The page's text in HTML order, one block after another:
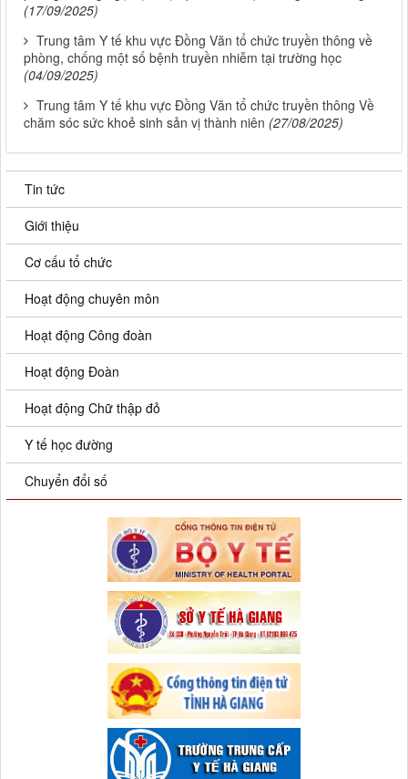
(17/09/2025)
Trung tâm Y tế khu vực Đồng Văn tổ chức truyền thông về
phòng, chống một số bệnh truyền nhiễm tại trường học
(04/09/2025)
Trung tâm Y tế khu vực Đồng Văn tổ chức truyền thông Về
chăm sóc sức khoẻ sinh sản vị thành niên (27/08/2025)
Tin tức
Giới thiệu
Cơ cấu tổ chức
Hoạt động chuyên môn
Hoạt động Công đoàn
Hoạt động Đoàn
Hoạt động Chữ thập đỏ
Y tế học đường
Chuyển đổi số